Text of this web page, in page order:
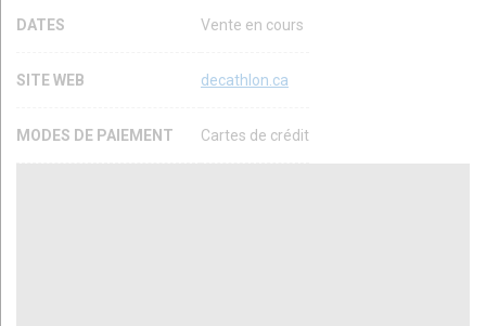
DATES Vente en cours
SITE WEB decathlon.ca
MODES DE PAIEMENT Cartes de crédit